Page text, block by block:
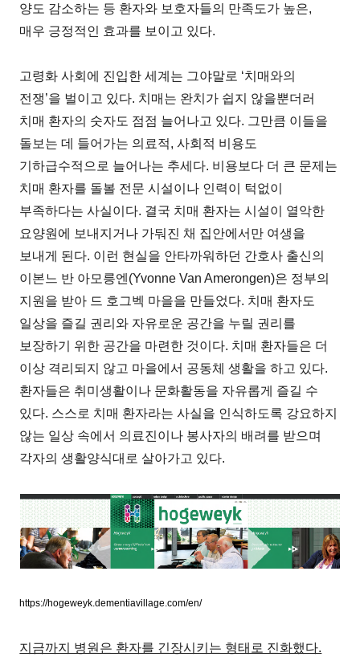
양도 감소하는 등 환자와 보호자들의 만족도가 높은,
매우 긍정적인 효과를 보이고 있다.
고령화 사회에 진입한 세계는 그야말로 ‘치매와의
전쟁’을 벌이고 있다. 치매는 완치가 쉽지 않을뿐더러
치매 환자의 숫자도 점점 늘어나고 있다. 그만큼 이들을
돌보는 데 들어가는 의료적, 사회적 비용도
기하급수적으로 늘어나는 추세다. 비용보다 더 큰 문제는
치매 환자를 돌볼 전문 시설이나 인력이 턱없이
부족하다는 사실이다. 결국 치매 환자는 시설이 열악한
요양원에 보내지거나 가둬진 채 집안에서만 여생을
보내게 된다. 이런 현실을 안타까워하던 간호사 출신의
이본느 반 아모릉엔(Yvonne Van Amerongen)은 정부의
지원을 받아 드 호그벡 마을을 만들었다. 치매 환자도
일상을 즐길 권리와 자유로운 공간을 누릴 권리를
보장하기 위한 공간을 마련한 것이다. 치매 환자들은 더
이상 격리되지 않고 마을에서 공동체 생활을 하고 있다.
환자들은 취미생활이나 문화활동을 자유롭게 즐길 수
있다. 스스로 치매 환자라는 사실을 인식하도록 강요하지
않는 일상 속에서 의료진이나 봉사자의 배려를 받으며
각자의 생활양식대로 살아가고 있다.
https://hogeweyk.dementiavillage.com/en/
지금까지 병원은 환자를 긴장시키는 형태로 진화했다.